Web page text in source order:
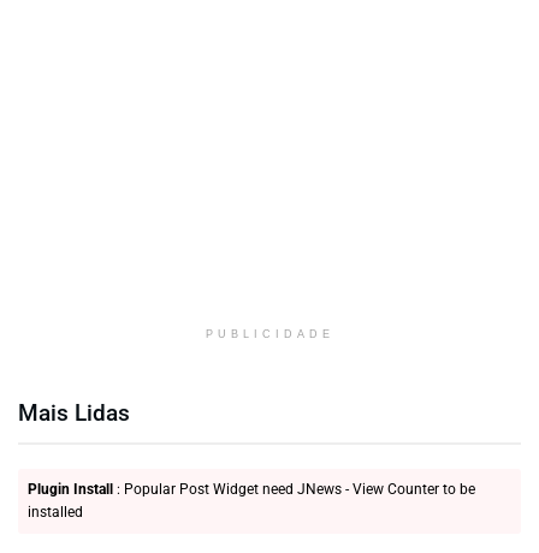
PUBLICIDADE
Mais Lidas
Plugin Install
: Popular Post Widget need JNews - View Counter to be
installed